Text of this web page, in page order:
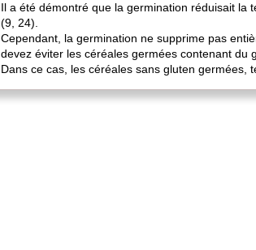
Il a été démontré que la germination réduisait la
(9, 24).
Cependant, la germination ne supprime pas
devez éviter les céréales germées contenant du
Dans ce cas, les céréales sans gluten germées,